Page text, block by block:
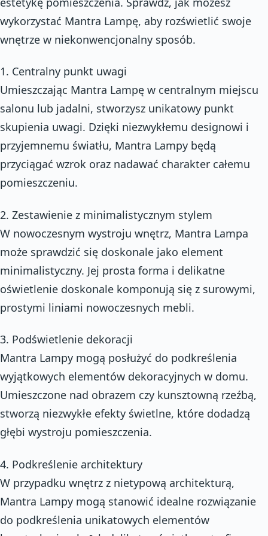
wykorzystać Mantra Lampę, aby rozświetlić swoje
wnętrze w niekonwencjonalny sposób.
1. Centralny punkt uwagi
Umieszczając Mantra Lampę w centralnym miejscu
salonu lub jadalni, stworzysz unikatowy punkt
skupienia uwagi. Dzięki niezwykłemu designowi i
przyjemnemu światłu, Mantra Lampy będą
przyciągać wzrok oraz nadawać charakter całemu
pomieszczeniu.
2. Zestawienie z minimalistycznym stylem
W nowoczesnym wystroju wnętrz, Mantra Lampa
może sprawdzić się doskonale jako element
minimalistyczny. Jej prosta forma i delikatne
oświetlenie doskonale komponują się z surowymi,
prostymi liniami nowoczesnych mebli.
3. Podświetlenie dekoracji
Mantra Lampy mogą posłużyć do podkreślenia
wyjątkowych elementów dekoracyjnych w domu.
Umieszczone nad obrazem czy kunsztowną rzeźbą,
stworzą niezwykłe efekty świetlne, które dodadzą
głębi wystroju pomieszczenia.
4. Podkreślenie architektury
W przypadku wnętrz z nietypową architekturą,
Mantra Lampy mogą stanowić idealne rozwiązanie
do podkreślenia unikatowych elementów